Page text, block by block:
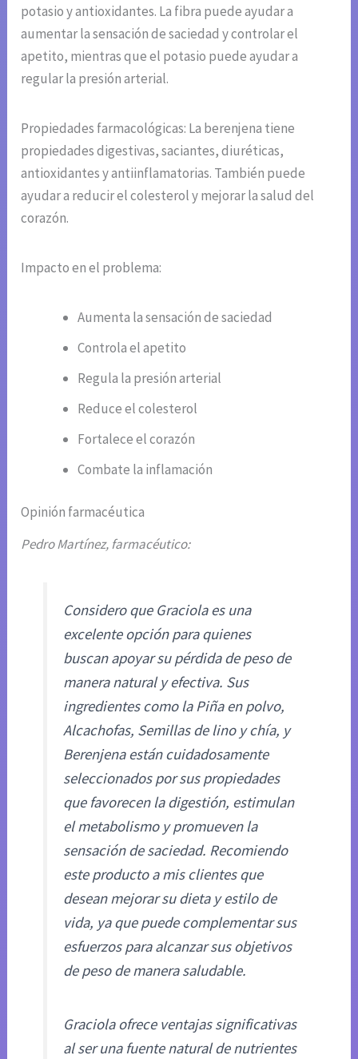
potasio y antioxidantes. La fibra puede ayudar a
aumentar la sensación de saciedad y controlar el
apetito, mientras que el potasio puede ayudar a
regular la presión arterial.
Propiedades farmacológicas: La berenjena tiene
propiedades digestivas, saciantes, diuréticas,
antioxidantes y antiinflamatorias. También puede
ayudar a reducir el colesterol y mejorar la salud del
corazón.
Impacto en el problema:
Aumenta la sensación de saciedad
Controla el apetito
Regula la presión arterial
Reduce el colesterol
Fortalece el corazón
Combate la inflamación
Opinión farmacéutica
Pedro Martínez, farmacéutico:
Considero que Graciola es una
excelente opción para quienes
buscan apoyar su pérdida de peso de
manera natural y efectiva. Sus
ingredientes como la Piña en polvo,
Alcachofas, Semillas de lino y chía, y
Berenjena están cuidadosamente
seleccionados por sus propiedades
que favorecen la digestión, estimulan
el metabolismo y promueven la
sensación de saciedad. Recomiendo
este producto a mis clientes que
desean mejorar su dieta y estilo de
vida, ya que puede complementar sus
esfuerzos para alcanzar sus objetivos
de peso de manera saludable.
Graciola ofrece ventajas significativas
al ser una fuente natural de nutrientes